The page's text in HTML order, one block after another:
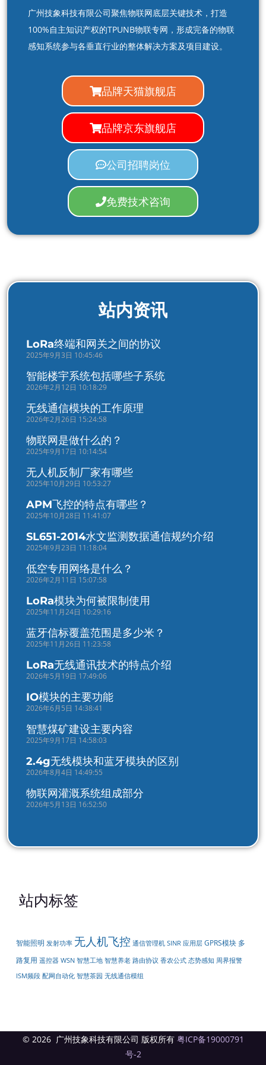
广州技象科技有限公司聚焦物联网底层关键技术，打造
100%自主知识产权的TPUNB物联专网，形成完备的物联
感知系统参与各垂直行业的整体解决方案及项目建设。
品牌天猫旗舰店
品牌京东旗舰店
公司招聘岗位
免费技术咨询
站内资讯
LoRa终端和网关之间的协议
2025年9月3日 10:45:46
智能楼宇系统包括哪些子系统
2026年2月12日 10:18:29
无线通信模块的工作原理
2026年2月26日 15:24:58
物联网是做什么的？
2025年9月17日 10:14:54
无人机反制厂家有哪些
2025年10月29日 10:53:27
APM飞控的特点有哪些？
2025年10月28日 11:41:07
SL651-2014水文监测数据通信规约介绍
2025年9月23日 11:18:04
低空专用网络是什么？
2026年2月11日 15:07:58
LoRa模块为何被限制使用
2025年11月24日 10:29:16
蓝牙信标覆盖范围是多少米？
2025年11月26日 11:23:58
LoRa无线通讯技术的特点介绍
2026年5月19日 17:49:06
IO模块的主要功能
2026年6月5日 14:38:41
智慧煤矿建设主要内容
2025年9月17日 14:58:03
2.4g无线模块和蓝牙模块的区别
2026年8月4日 14:49:55
物联网灌溉系统组成部分
2026年5月13日 16:52:50
站内标签
智能照明 发射功率 无人机飞控 通信管理机 SINR 应用层 GPRS模块 多
路复用 遥控器 WSN 智慧工地 智慧养老 路由协议 香农公式 态势感知 周界报警
ISM频段 配网自动化 智慧茶园 无线通信模组
© 2026 广州技象科技有限公司 版权所有 粤ICP备19000791
号-2